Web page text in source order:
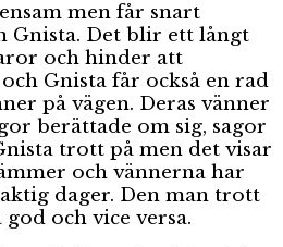
men får snart
Gnista. Det blir ett långt
och hinder att
Gnista får också en rad
på vägen. Deras vänner
berättade om sig, sagor
trott på men det visar
och vännerna har
dager. Den man trott
och vice versa.